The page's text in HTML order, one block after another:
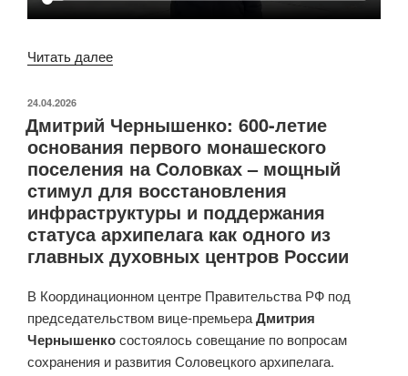
Читать далее
мусор
перестал
быть
проблемой
—
смотрим
сюжет
репортеров»
ОПУБЛИКОВАНО
24.04.2026
Дмитрий Чернышенко: 600-летие
основания первого монашеского
поселения на Соловках – мощный
стимул для восстановления
инфраструктуры и поддержания
статуса архипелага как одного из
главных духовных центров России
В Координационном центре Правительства РФ под
председательством вице-премьераДмитрия
Чернышенкосостоялось совещание по вопросам
сохранения и развития Соловецкого архипелага.